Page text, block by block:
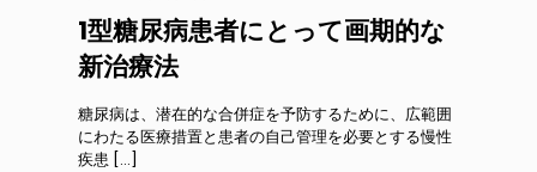
1型糖尿病患者にとって画期的な
新治療法
糖尿病は、潜在的な合併症を予防するために、広範囲
にわたる医療措置と患者の自己管理を必要とする慢性
疾患 […]